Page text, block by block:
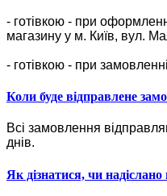
- готівкою - при
магазину у м. Київ, вул.
- готівкою - при
Коли буде відправлене
Всі замовлення
днів.
Як дізнатися, чи